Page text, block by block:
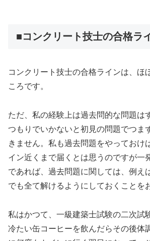
■コンクリート技士の合格ラ
コンクリート技士の合格ラインは、ほ
ころです。
ただ、私の経験上は過去問的な問題は
つもりでいかないと初見の問題でつま
きません。私も過去問題をやっておけ
イン近くまで届くとは思うのですが一
であれば、過去問題に関しては、例え
でも全て解けるようにしておくことを
私はかつて、一級建築士試験の二次試
冷たい缶コーヒーを飲んだらその後体